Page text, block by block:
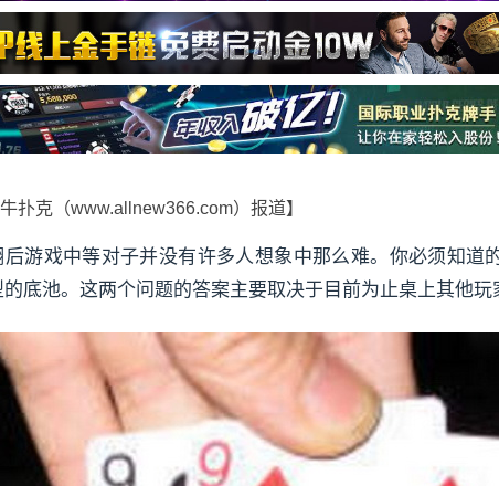
牛扑克（www.allnew366.com）报道】
游戏中等对子并没有许多人想象中那么难。你必须知道
底池。这两个问题的答案主要取决于目前为止桌上其他玩